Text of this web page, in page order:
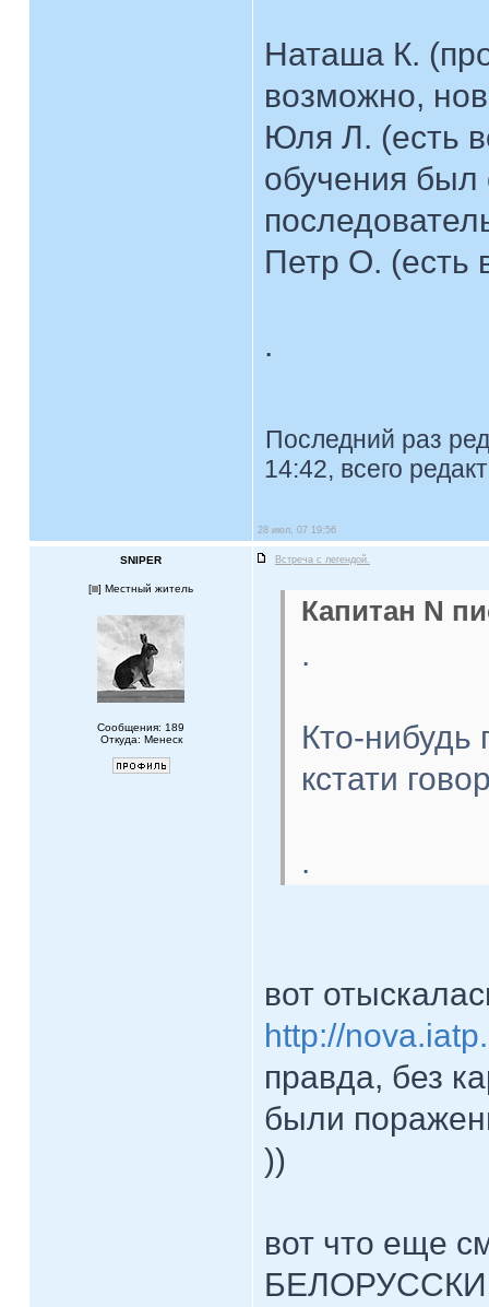
Наташа К.
возможно,
Юля Л. (есть
обучения
Петр О. (есть
.
Последний раз
14:42, всего
28 июл, 07 19:56
SNIPER Встреча с легендой.
[ ] Местный житель
Сообщения: 189
Откуда: Менеск
Капитан N
.
Кто-нибудь
кстати
.
вот
http://
правда, без
были
))
вот что еще